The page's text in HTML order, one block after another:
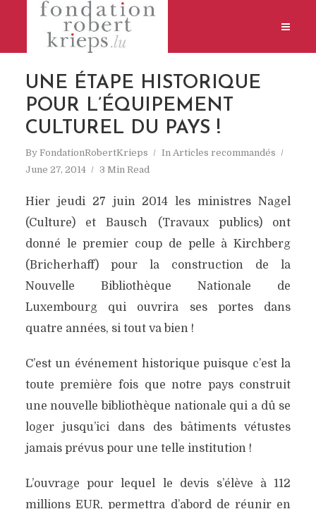
UNE ÉTAPE HISTORIQUE
POUR L’ÉQUIPEMENT
CULTUREL DU PAYS !
By FondationRobertKrieps In Articles recommandés
June 27, 2014
3 Min Read
Hier jeudi 27 juin 2014 les ministres Nagel
(Culture) et Bausch (Travaux publics) ont
donné le premier coup de pelle à Kirchberg
(Bricherhaff) pour la construction de la
Nouvelle Bibliothèque Nationale de
Luxembourg qui ouvrira ses portes dans
quatre années, si tout va bien !
C’est un événement historique puisque c’est la
toute première fois que notre pays construit
une nouvelle bibliothèque nationale qui a dû se
loger jusqu’ici dans des bâtiments vétustes
jamais prévus pour une telle institution !
L’ouvrage pour lequel le devis s’élève à 112
millions EUR, permettra d’abord de réunir en